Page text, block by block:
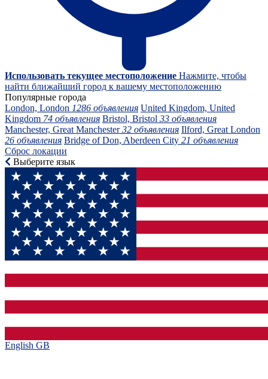
Использовать текущее местоположение Нажмите, чтобы
найти ближайший город к вашему местоположению
Популярные города
London, London 1286 объявления United Kingdom, United
Kingdom 74 объявления Bristol, Bristol 33 объявления
Manchester, Great Manchester32 объявления Ilford, Great London
26 объявления Bridge of Don, Aberdeen City 21 объявления
Сброс локации
Выберите язык
English GB‎